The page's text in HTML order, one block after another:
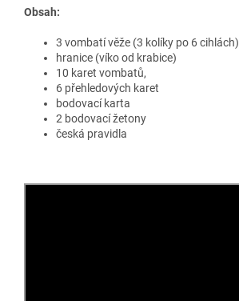
Obsah:
3 vombatí věže (3 kolíky po 6 cihlách)
hranice (víko od krabice)
10 karet vombatů,
6 přehledových karet
bodovací karta
2 bodovací žetony
česká pravidla